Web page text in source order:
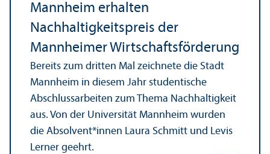
Mannheim erhalten
Nachhaltigkeits­preis der
Mannheimer Wirtschafts­förderung
Bereits zum dritten Mal zeichnete die Stadt
Mannheim in diesem Jahr studentische
Abschlussarbeiten zum Thema Nachhaltigkeit
aus. Von der Universität Mannheim wurden
die Absolvent*innen Laura Schmitt und Levis
Lerner geehrt.